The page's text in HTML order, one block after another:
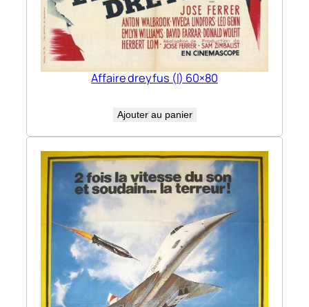
Affaire dreyfus (l) 60×80
Ajouter au panier